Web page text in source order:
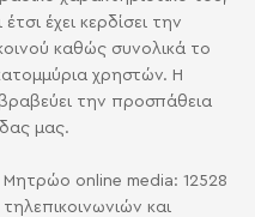
έχει κερδίσει την
καθώς συνολικά το
χρηστών. Η
την προσπάθεια
μας.
online media: 12528
και